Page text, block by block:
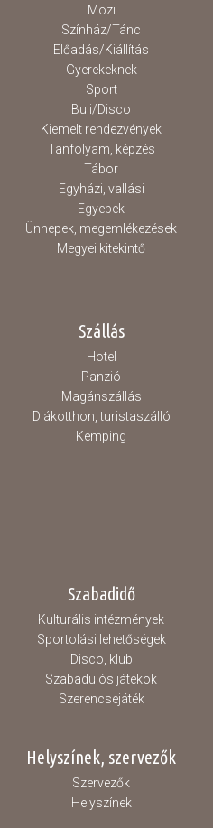
Mozi
Színház/Tánc
Előadás/Kiállítás
Gyerekeknek
Sport
Buli/Disco
Kiemelt rendezvények
Tanfolyam, képzés
Tábor
Egyházi, vallási
Egyebek
Ünnepek, megemlékezések
Megyei kitekintő
Szállás
Hotel
Panzió
Magánszállás
Diákotthon, turistaszálló
Kemping
Szabadidő
Kulturális intézmények
Sportolási lehetőségek
Disco, klub
Szabadulós játékok
Szerencsejáték
Helyszínek, szervezők
Szervezők
Helyszínek